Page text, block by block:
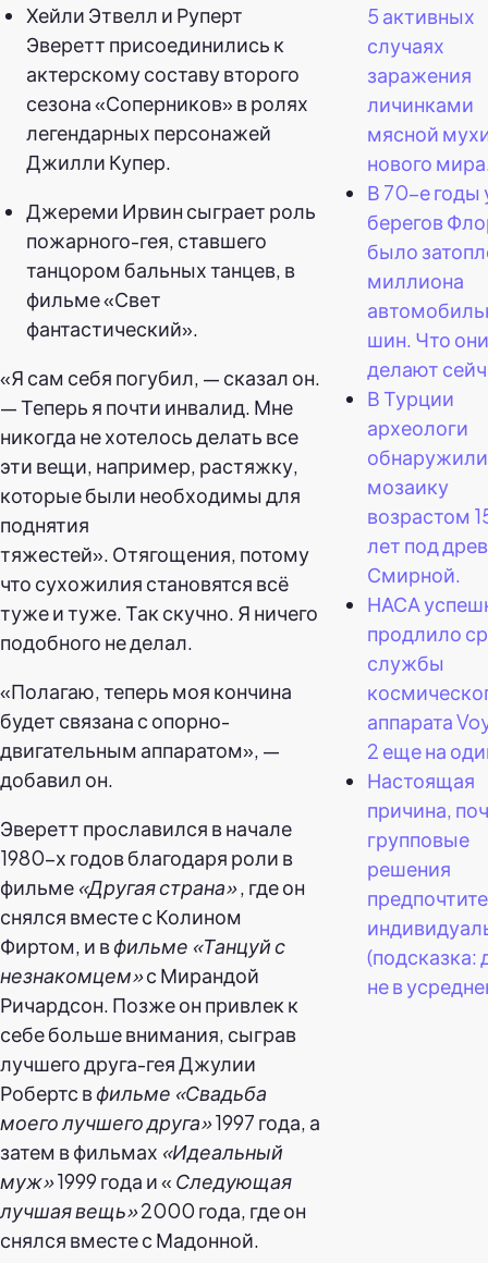
Хейли Этвелл и Руперт
Эверетт присоединились к
актерскому составу второго
сезона «Соперников» в ролях
легендарных персонажей
Джилли Купер.
Джереми Ирвин сыграет роль
пожарного-гея, ставшего
танцором бальных танцев, в
фильме «Свет
фантастический».
«Я сам себя погубил, — сказал он.
— Теперь я почти инвалид. Мне
никогда не хотелось делать все
эти вещи, например, растяжку,
которые были необходимы для
поднятия
тяжестей». Отягощения, потому
что сухожилия становятся всё
туже и туже. Так скучно. Я ничего
подобного не делал.
«Полагаю, теперь моя кончина
будет связана с опорно-
двигательным аппаратом», —
добавил он.
Эверетт прославился в начале
1980-х годов благодаря роли в
фильме «Другая страна», где он
снялся вместе с Колином
Фиртом, и вфильме «Танцуй с
незнакомцем»с Мирандой
Ричардсон. Позже он привлек к
себе больше внимания, сыграв
лучшего друга-гея Джулии
Робертс вфильме «Свадьба
моего лучшего друга»1997 года, а
затем в фильмах «Идеальный
муж»1999 года и « Следующая
лучшая вещь»2000 года, где он
снялся вместе с Мадонной.
5 активных
случаях
заражения
личинками
мясной
нового
В 70-е годы
берегов
было
миллиона
шин. Что они
делают
В Турции
археологи
обнаружили
мозаику
возрастом
лет под
Смирной.
НАСА
продлило
службы
аппарата
2 еще на
Настоящая
причина,
групповые
решения
(подсказка:
не в